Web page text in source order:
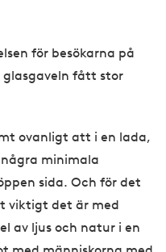
för besökarna på
glasgaveln fått stor
ovanligt att i en lada,
minimala
sida. Och för det
viktigt det är med
av ljus och natur i en